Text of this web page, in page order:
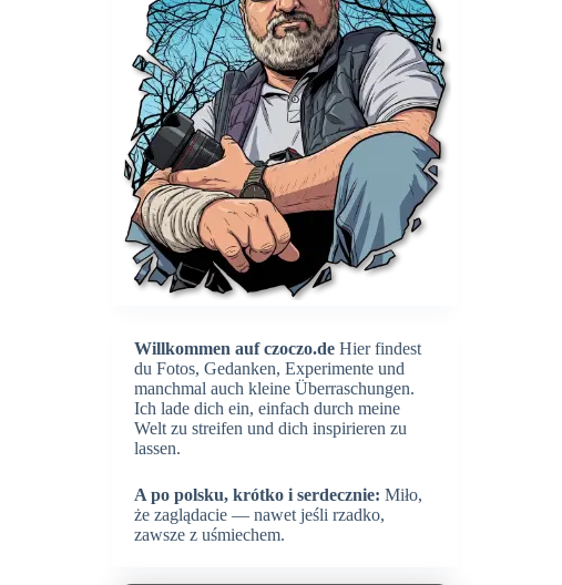
Willkommen auf czoczo.de Hier findest
du Fotos, Gedanken, Experimente und
manchmal auch kleine Überraschungen.
Ich lade dich ein, einfach durch meine
Welt zu streifen und dich inspirieren zu
lassen.
A po polsku, krótko i serdecznie: Miło,
że zaglądacie — nawet jeśli rzadko,
zawsze z uśmiechem.